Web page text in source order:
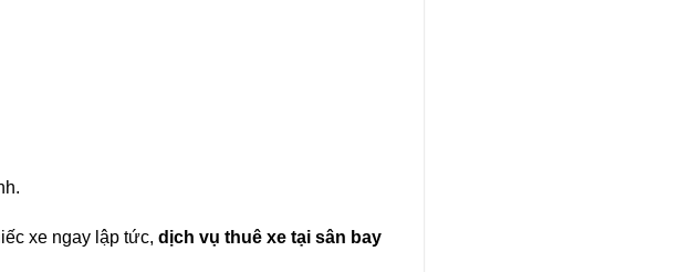
xe ngay lập tức, dịch vụ thuê xe tại sân bay